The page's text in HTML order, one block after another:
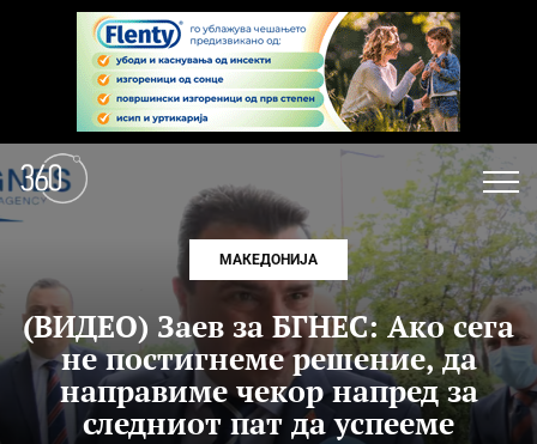
МАКЕДОНИЈА
(ВИДЕО) Заев за БГНЕС: Ако сега
не постигнеме решение, да
направиме чекор напред за
следниот пат да успееме